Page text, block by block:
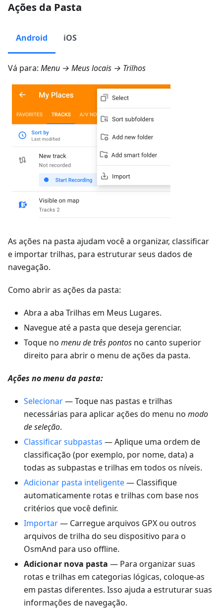
Ações da Pasta
Android iOS
Vá para: Menu → Meus locais → Trilhos
As ações na pasta ajudam você a organizar, classificar
e importar trilhas, para estruturar seus dados de
navegação.
Como abrir as ações da pasta:
Abra a aba Trilhas em Meus Lugares.
Navegue até a pasta que deseja gerenciar.
Toque no menu de três pontos no canto superior
direito para abrir o menu de ações da pasta.
Ações no menu da pasta:
Selecionar— Toque nas pastas e trilhas
necessárias para aplicar ações do menu no modo
de seleção.
Classificar subpastas — Aplique uma ordem de
classificação (por exemplo, por nome, data) a
todas as subpastas e trilhas em todos os níveis.
Adicionar pasta inteligente— Classifique
automaticamente rotas e trilhas com base nos
critérios que você definir.
Importar— Carregue arquivos GPX ou outros
arquivos de trilha do seu dispositivo para o
OsmAnd para uso offline.
Adicionar nova pasta — Para organizar suas
rotas e trilhas em categorias lógicas, coloque-as
em pastas diferentes. Isso ajuda a estruturar suas
informações de navegação.